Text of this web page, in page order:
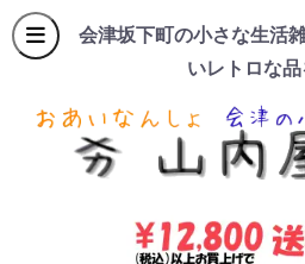
会津坂下町の小さな生活
いレトロな